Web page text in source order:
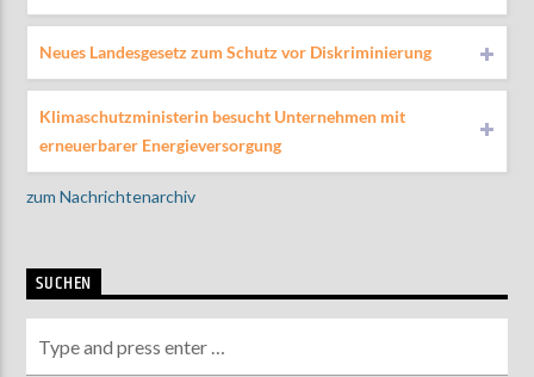
Neues Landesgesetz zum Schutz vor Diskriminierung
Klimaschutzministerin besucht Unternehmen mit
erneuerbarer Energieversorgung
zum Nachrichtenarchiv
SUCHEN